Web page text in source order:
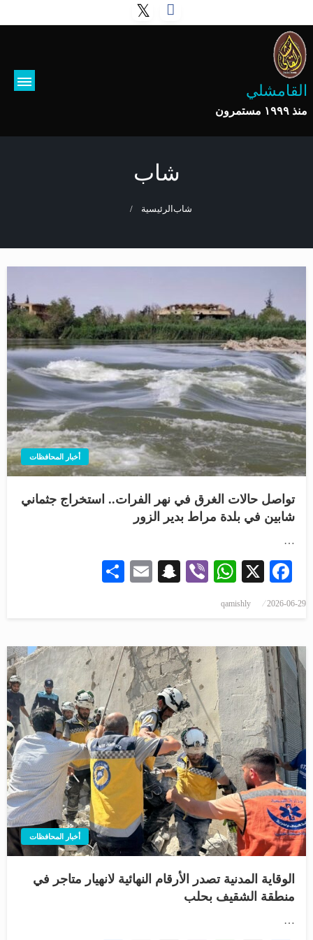
القامشلي
منذ ١٩٩٩ مستمرون
شاب
الرئيسية شاب
أخبار المحافظات
تواصل حالات الغرق في نهر الفرات.. استخراج جثماني
شابين في بلدة مراط بدير الزور
…
Facebook
X
WhatsApp
Viber
Snapchat
Email
2026-06-29
qamishly
أخبار المحافظات
الوقاية المدنية تصدر الأرقام النهائية لانهيار متاجر في
منطقة الشقيف بحلب
…